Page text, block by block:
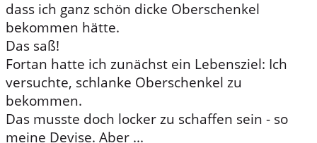
dass ich ganz schön dicke Oberschenkel
bekommen hätte.
Das saß!
Fortan hatte ich zunächst ein Lebensziel: Ich
versuchte, schlanke Oberschenkel zu
bekommen.
Das musste doch locker zu schaffen sein - so
meine Devise. Aber ...